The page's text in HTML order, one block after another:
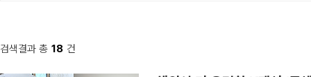
검색결과 총 18 건